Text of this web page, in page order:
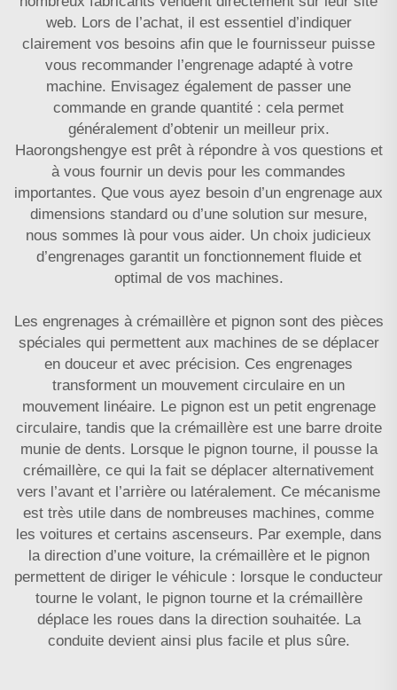
web. Lors de l’achat, il est essentiel d’indiquer
clairement vos besoins afin que le fournisseur puisse
vous recommander l’engrenage adapté à votre
machine. Envisagez également de passer une
commande en grande quantité : cela permet
généralement d’obtenir un meilleur prix.
Haorongshengye est prêt à répondre à vos questions et
à vous fournir un devis pour les commandes
importantes. Que vous ayez besoin d’un engrenage aux
dimensions standard ou d’une solution sur mesure,
nous sommes là pour vous aider. Un choix judicieux
d’engrenages garantit un fonctionnement fluide et
optimal de vos machines.
Les engrenages à crémaillère et pignon sont des pièces
spéciales qui permettent aux machines de se déplacer
en douceur et avec précision. Ces engrenages
transforment un mouvement circulaire en un
mouvement linéaire. Le pignon est un petit engrenage
circulaire, tandis que la crémaillère est une barre droite
munie de dents. Lorsque le pignon tourne, il pousse la
crémaillère, ce qui la fait se déplacer alternativement
vers l’avant et l’arrière ou latéralement. Ce mécanisme
est très utile dans de nombreuses machines, comme
les voitures et certains ascenseurs. Par exemple, dans
la direction d’une voiture, la crémaillère et le pignon
permettent de diriger le véhicule : lorsque le conducteur
tourne le volant, le pignon tourne et la crémaillère
déplace les roues dans la direction souhaitée. La
conduite devient ainsi plus facile et plus sûre.